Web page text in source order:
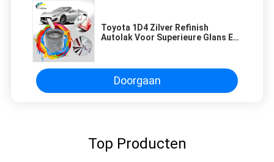
Toyota 1D4 Zilver Refinish
Autolak Voor Superieure Glans En
Doorgaan
Top Producten